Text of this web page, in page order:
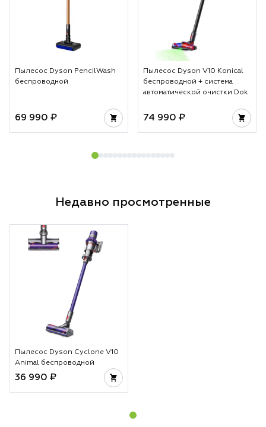
Пылесос Dyson PencilWash
беспроводной
69 990 ₽
Пылесос Dyson V10 Konical
беспроводной + система
автоматической очистки Dok
74 990 ₽
Недавно просмотренные
Пылесос Dyson Cyclone V10
Animal беспроводной
36 990 ₽